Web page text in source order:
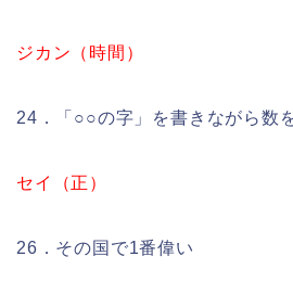
ジカン（時間）
24．「○○の字」を書きながら数
セイ（正）
26．その国で1番偉い